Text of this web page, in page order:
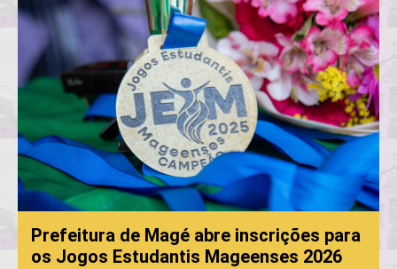
Prefeitura de Magé abre inscrições para
os Jogos Estudantis Mageenses 2026